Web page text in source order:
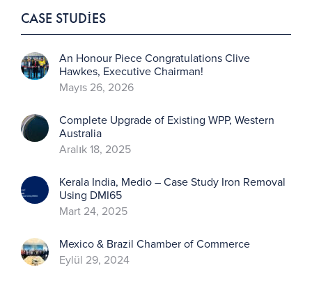
CASE STUDIES
An Honour Piece Congratulations Clive
Hawkes, Executive Chairman!
Mayıs 26, 2026
Complete Upgrade of Existing WPP, Western
Australia
Aralık 18, 2025
Kerala India, Medio – Case Study Iron Removal
Using DMI65
Mart 24, 2025
Mexico & Brazil Chamber of Commerce
Eylül 29, 2024